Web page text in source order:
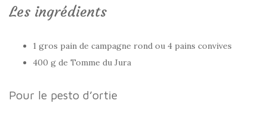
Les ingrédients
1 gros pain de campagne rond ou 4 pains convives
400 g de Tomme du Jura
Pour le pesto d’ortie